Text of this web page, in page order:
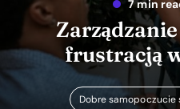
7 min
frustracją
Dobre